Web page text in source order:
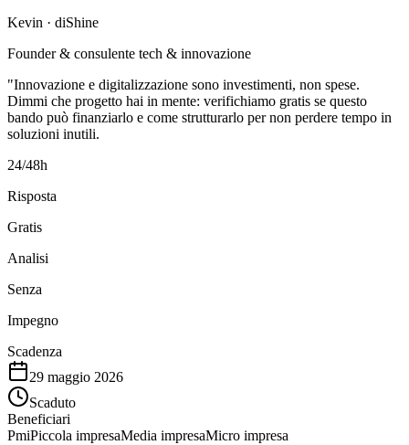
Kevin · diShine
Founder & consulente tech & innovazione
"Innovazione e digitalizzazione sono investimenti, non spese.
Dimmi che progetto hai in mente: verifichiamo gratis se questo
bando può finanziarlo e come strutturarlo per non perdere tempo in
soluzioni inutili.
24/48h
Risposta
Gratis
Analisi
Senza
Impegno
Scadenza
29 maggio 2026
Scaduto
Beneficiari
PmiPiccola impresaMedia impresaMicro impresa